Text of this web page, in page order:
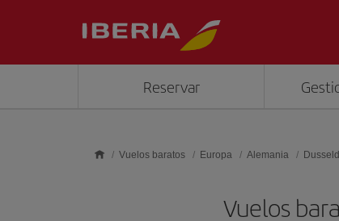
Reservar
Vuelos baratos Europa Alemania
Vuelos